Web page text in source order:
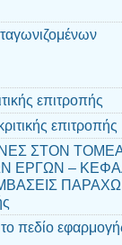
επιτροπής
επιτροπής
ΣΤΟΝ
ΕΡΓΩΝ –
πεδίο